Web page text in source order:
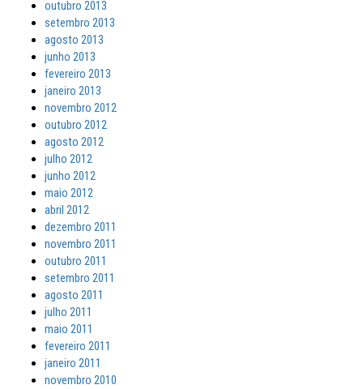
outubro 2013
setembro 2013
agosto 2013
junho 2013
fevereiro 2013
janeiro 2013
novembro 2012
outubro 2012
agosto 2012
julho 2012
junho 2012
maio 2012
abril 2012
dezembro 2011
novembro 2011
outubro 2011
setembro 2011
agosto 2011
julho 2011
maio 2011
fevereiro 2011
janeiro 2011
novembro 2010